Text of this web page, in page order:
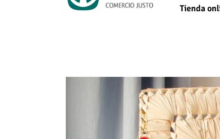
Tienda